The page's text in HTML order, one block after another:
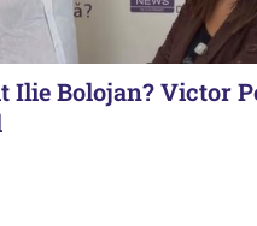
Ilie Bolojan? Victor